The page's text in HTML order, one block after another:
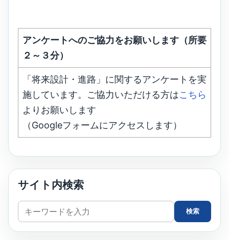
アンケートへのご協力をお願いします（所要
２～３分）
「将来設計・進路」に関するアンケートを実
施しています。ご協力いただける方はこちら
よりお願いします
（Googleフォームにアクセスします）
サイト内検索
サ
イ
ト
検索